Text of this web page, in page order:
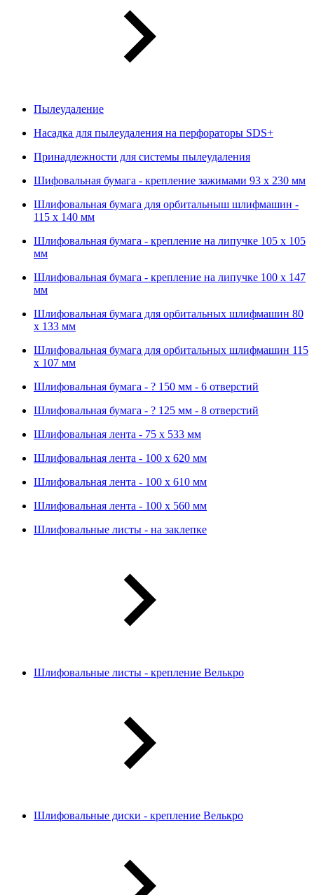
Пылеудаление
Насадка для пылеудаления на перфораторы SDS+
Принадлежности для системы пылеудаления
Шифовальная бумага - крепление зажимами 93 х 230 мм
Шлифовальная бумага для орбитальныш шлифмашин -
115 х 140 мм
Шлифовальная бумага - крепление на липучке 105 х 105
мм
Шлифовальная бумага - крепление на липучке 100 х 147
мм
Шлифовальная бумага для орбитальных шлифмашин 80
х 133 мм
Шлифовальная бумага для орбитальных шлифмашин 115
х 107 мм
Шлифовальная бумага - ? 150 мм - 6 отверстий
Шлифовальная бумага - ? 125 мм - 8 отверстий
Шлифовальная лента - 75 х 533 мм
Шлифовальная лента - 100 х 620 мм
Шлифовальная лента - 100 х 610 мм
Шлифовальная лента - 100 х 560 мм
Шлифовальные листы - на заклепке
Шлифовальные листы - крепление Велькро
Шлифовальные диски - крепление Велькро